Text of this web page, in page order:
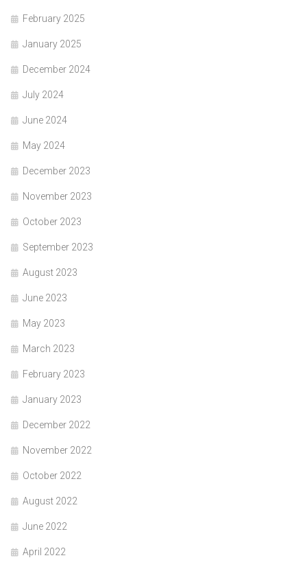
February 2025
January 2025
December 2024
July 2024
June 2024
May 2024
December 2023
November 2023
October 2023
September 2023
August 2023
June 2023
May 2023
March 2023
February 2023
January 2023
December 2022
November 2022
October 2022
August 2022
June 2022
April 2022